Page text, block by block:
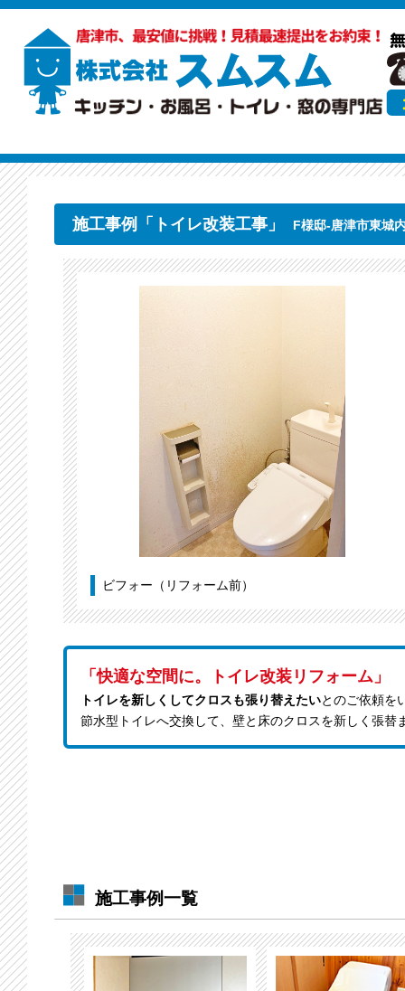
施工事例「トイレ改装工事」 F様邸-唐津市東城
ビフォー（リフォーム前）
「快適な空間に。トイレ改装リフォーム」
トイレを新しくしてクロスも張り替えたいとのご依頼を
節水型トイレへ交換して、壁と床のクロスを新しく張替
施工事例一覧